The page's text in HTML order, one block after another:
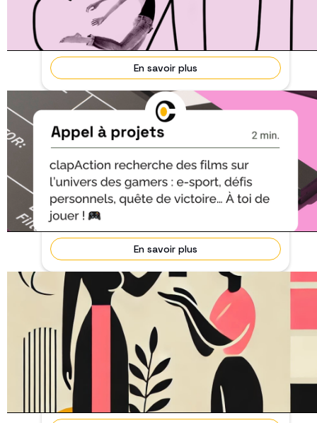
Devenez l’un des 3 premiers lecteurs de la V2
(deuxième version du scénario) et partagez-nous
vos im...
En savoir plus
Appel projet : film gamer
31 Juin 2025
Vous êtes 𝗽𝗮𝘀𝘀𝗶𝗼𝗻𝗻𝗲́ 𝗱𝗲 𝗴𝗮𝗺𝗶𝗻𝗴 𝗲𝘁 𝗱𝗲 𝗰𝗶𝗻𝗲́𝗺𝗮 ?
clapAction recherche des p...
En savoir plus
Vous avez votez pour le Prix Alice Guy
2025 !
🗓 Fin février 2025
Lina Soualem remporte le Prix Alice Guy 2025 ! ✨
Vous avez été nombreux à voter et soutenir le Prix
Alice Guy. Un immense merci pour votre
engagement...